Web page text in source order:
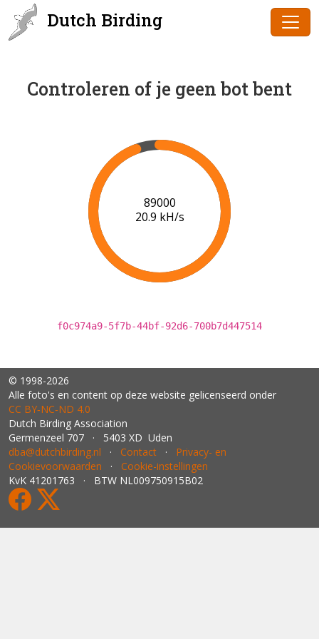
Dutch Birding
Controleren of je geen bot bent
91000
21.0 kH/s
f0c974a9-5f7b-44bf-92d6-700b7d447514
© 1998-2026
Alle foto's en content op deze website gelicenseerd onder
CC BY‑NC‑ND 4.0
Dutch Birding Association
Germenzeel 707 · 5403 XD Uden
dba@dutchbirding.nl · Contact · Privacy- en
Cookievoorwaarden · Cookie-instellingen
KvK 41201763 · BTW NL009750915B02